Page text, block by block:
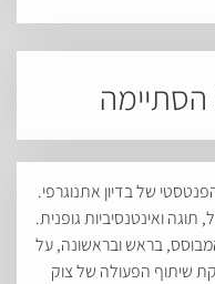
הסתיימה
של בדיון אתנוגרפי.
תוגה ואינטנסיביות גופנית.
בראש ובראשונה, על
שיתוף הפעולה של צוק